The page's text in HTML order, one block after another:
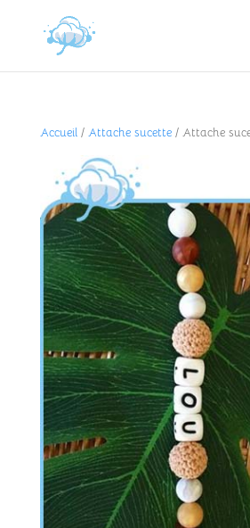
Accueil/ Attache sucette/ Attache